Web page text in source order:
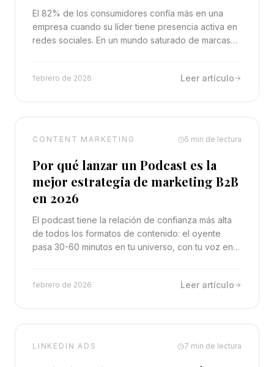
El 82% de los consumidores confía más en una
empresa cuando su líder tiene presencia activa en
redes sociales. En un mundo saturado de marcas
febrero de 2026 Leer artículo
CONTENT MARKETING 5 min de lectura
Por qué lanzar un Podcast es la
mejor estrategia de marketing B2B
en 2026
El podcast tiene la relación de confianza más alta
de todos los formatos de contenido: el oyente
pasa 30-60 minutos en tu universo, con tu voz en
febrero de 2026 Leer artículo
LINKEDIN ADS 7 min de lectura